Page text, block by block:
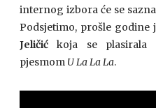
internog izbora će se
Podsjetimo, prošle godine
Jeličićkoja se plasirala
pjesmom U La La La.